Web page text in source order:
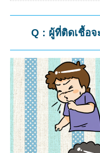
Q : ผู้ที่ติดเชื้อจ